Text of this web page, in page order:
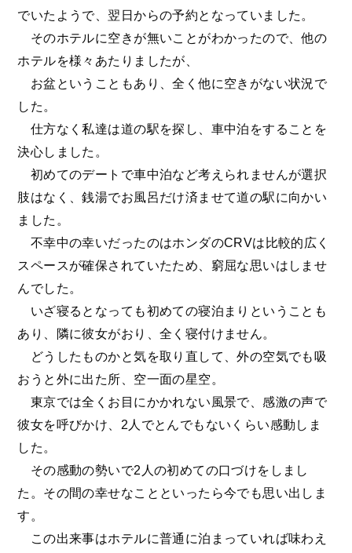
でいたようで、翌日からの予約となっていました。
そのホテルに空きが無いことがわかったので、他の
ホテルを様々あたりましたが、
お盆ということもあり、全く他に空きがない状況で
した。
仕方なく私達は道の駅を探し、車中泊をすることを
決心しました。
初めてのデートで車中泊など考えられませんが選択
肢はなく、銭湯でお風呂だけ済ませて道の駅に向かい
ました。
不幸中の幸いだったのはホンダのCRVは比較的広く
スペースが確保されていたため、窮屈な思いはしませ
んでした。
いざ寝るとなっても初めての寝泊まりということも
あり、隣に彼女がおり、全く寝付けません。
どうしたものかと気を取り直して、外の空気でも吸
おうと外に出た所、空一面の星空。
東京では全くお目にかかれない風景で、感激の声で
彼女を呼びかけ、2人でとんでもないくらい感動しま
した。
その感動の勢いで2人の初めての口づけをしまし
た。その間の幸せなことといったら今でも思い出しま
す。
この出来事はホテルに普通に泊まっていれば味わえ